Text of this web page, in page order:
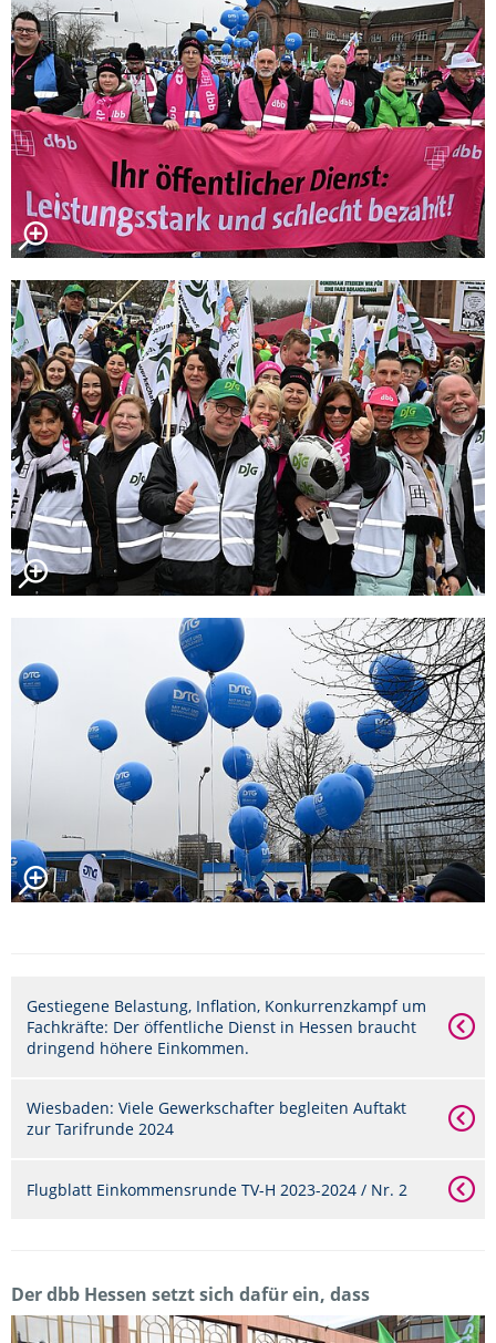
Gestiegene Belastung, Inflation, Konkurrenzkampf um
Fachkräfte: Der öffentliche Dienst in Hessen braucht
dringend höhere Einkommen.
Wiesbaden: Viele Gewerkschafter begleiten Auftakt
zur Tarifrunde 2024
Flugblatt Einkommensrunde TV-H 2023-2024 / Nr. 2
Der dbb Hessen setzt sich dafür ein, dass